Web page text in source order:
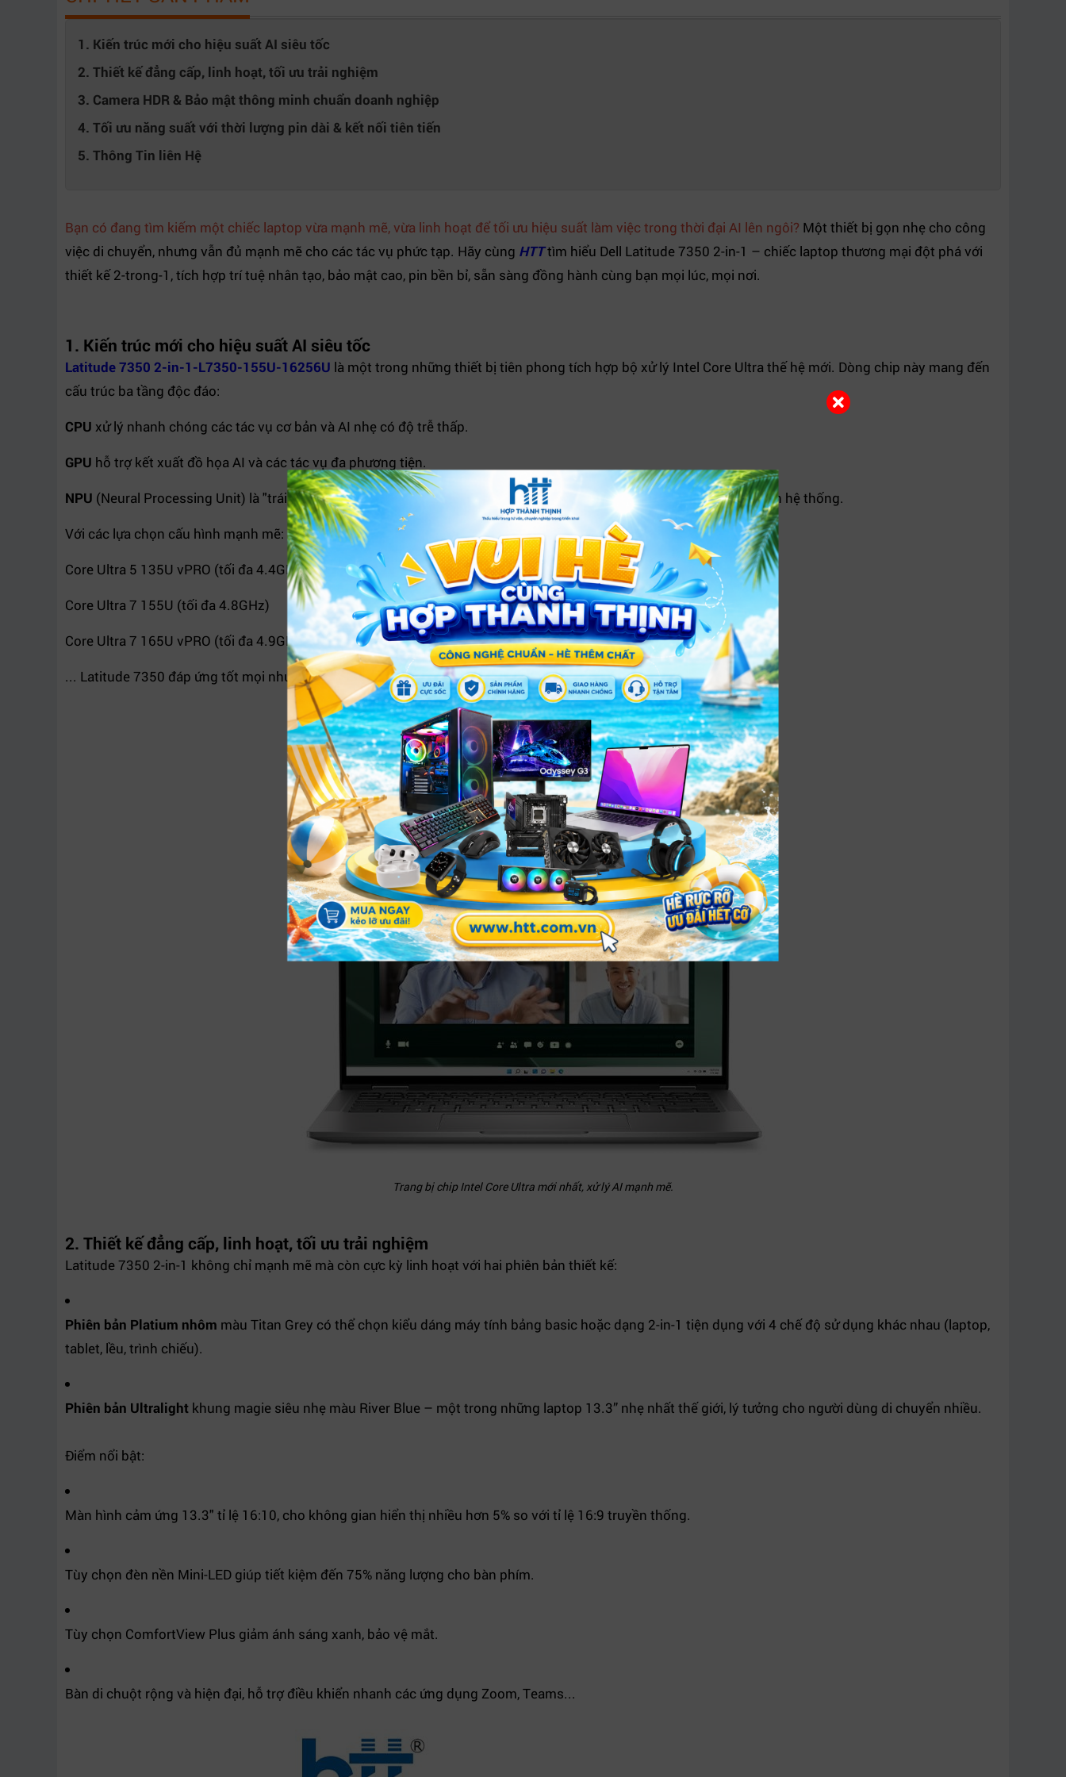
1. Kiến trúc mới cho hiệu suất AI siêu tốc
2. Thiết kế đẳng cấp, linh hoạt, tối ưu trải nghiệm
3. Camera HDR & Bảo mật thông minh chuẩn doanh nghiệp
4. Tối ưu năng suất với thời lượng pin dài & kết nối tiên tiến
5. Thông Tin liên Hệ
Bạn có đang tìm kiếm một chiếc laptop vừa mạnh mẽ, vừa linh hoạt để tối ưu hiệu suất làm việc trong thời đại AI lên ngôi? Một thiết bị gọn nhẹ cho công
việc di chuyển, nhưng vẫn đủ mạnh mẽ cho các tác vụ phức tạp. Hãy cùng HTTtìm hiểu Dell Latitude 7350 2-in-1 – chiếc laptop thương mại đột phá với
thiết kế 2-trong-1, tích hợp trí tuệ nhân tạo, bảo mật cao, pin bền bỉ, sẵn sàng đồng hành cùng bạn mọi lúc, mọi nơi.
1. Kiến trúc mới cho hiệu suất AI siêu tốc
Latitude 7350 2-in-1-L7350-155U-16256U là một trong những thiết bị tiên phong tích hợp bộ xử lý Intel Core Ultra thế hệ mới. Dòng chip này mang đến
cấu trúc ba tầng độc đáo:
CPU xử lý nhanh chóng các tác vụ cơ bản và AI nhẹ có độ trễ thấp.
GPU hỗ trợ kết xuất đồ họa AI và các tác vụ đa phương tiện.
NPU (Neural Processing Unit) là "trái tim AI" – chuyên xử lý các tác vụ AI phức tạp và liên tục, giúp tiết kiệm tài nguyên hệ thống.
Với các lựa chọn cấu hình mạnh mẽ:
Core Ultra 5 135U vPRO (tối đa 4.4GHz)
Core Ultra 7 155U (tối đa 4.8GHz)
Core Ultra 7 165U vPRO (tối đa 4.9GHz)
... Latitude 7350 đáp ứng tốt mọi nhu cầu công việc từ cơ bản đến chuyên sâu.
Trang bị chip Intel Core Ultra mới nhất, xử lý AI mạnh mẽ.
2. Thiết kế đẳng cấp, linh hoạt, tối ưu trải nghiệm
Latitude 7350 2-in-1 không chỉ mạnh mẽ mà còn cực kỳ linh hoạt với hai phiên bản thiết kế:
Phiên bản Platium nhôm màu Titan Grey có thể chọn kiểu dáng máy tính bảng basic hoặc dạng 2-in-1 tiện dụng với 4 chế độ sử dụng khác nhau (laptop,
tablet, lều, trình chiếu).
Phiên bản Ultralight khung magie siêu nhẹ màu River Blue – một trong những laptop 13.3” nhẹ nhất thế giới, lý tưởng cho người dùng di chuyển nhiều.
Điểm nổi bật:
Màn hình cảm ứng 13.3" tỉ lệ 16:10, cho không gian hiển thị nhiều hơn 5% so với tỉ lệ 16:9 truyền thống.
Tùy chọn đèn nền Mini-LED giúp tiết kiệm đến 75% năng lượng cho bàn phím.
Tùy chọn ComfortView Plus giảm ánh sáng xanh, bảo vệ mắt.
Bàn di chuột rộng và hiện đại, hỗ trợ điều khiển nhanh các ứng dụng Zoom, Teams...